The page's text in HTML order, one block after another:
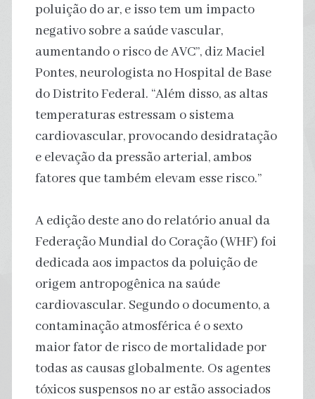
poluição do ar, e isso tem um impacto
negativo sobre a saúde vascular,
aumentando o risco de AVC”, diz Maciel
Pontes, neurologista no Hospital de Base
do Distrito Federal. “Além disso, as altas
temperaturas estressam o sistema
cardiovascular, provocando desidratação
e elevação da pressão arterial, ambos
fatores que também elevam esse risco.”
A edição deste ano do relatório anual da
Federação Mundial do Coração (WHF) foi
dedicada aos impactos da poluição de
origem antropogênica na saúde
cardiovascular. Segundo o documento, a
contaminação atmosférica é o sexto
maior fator de risco de mortalidade por
todas as causas globalmente. Os agentes
tóxicos suspensos no ar estão associados